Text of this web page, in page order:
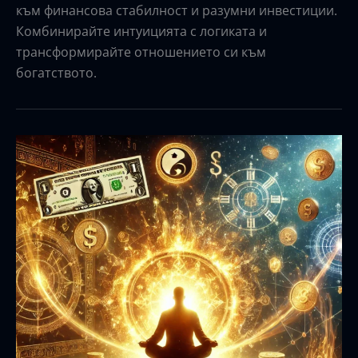
към финансова стабилност и разумни инвестиции.
Комбинирайте интуицията с логиката и
трансформирайте отношението си към
богатството.